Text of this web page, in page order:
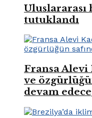
Uluslararası
tutuklandı
Fransa
ve
devam